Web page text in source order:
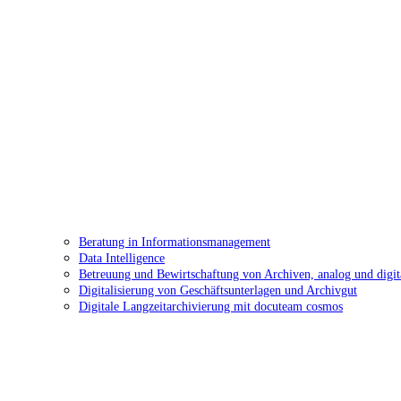
Beratung in Informationsmanagement
Data Intelligence
Betreuung und Bewirtschaftung von Archiven, analog und
Digitalisierung von Geschäftsunterlagen und Archivgut
Digitale Langzeitarchivierung mit docuteam cosmos